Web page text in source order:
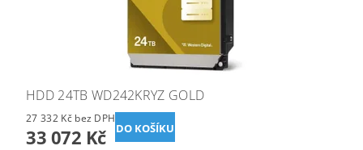
HDD 24TB WD242KRYZ GOLD
27 332 Kč bez DPH
33 072 Kč